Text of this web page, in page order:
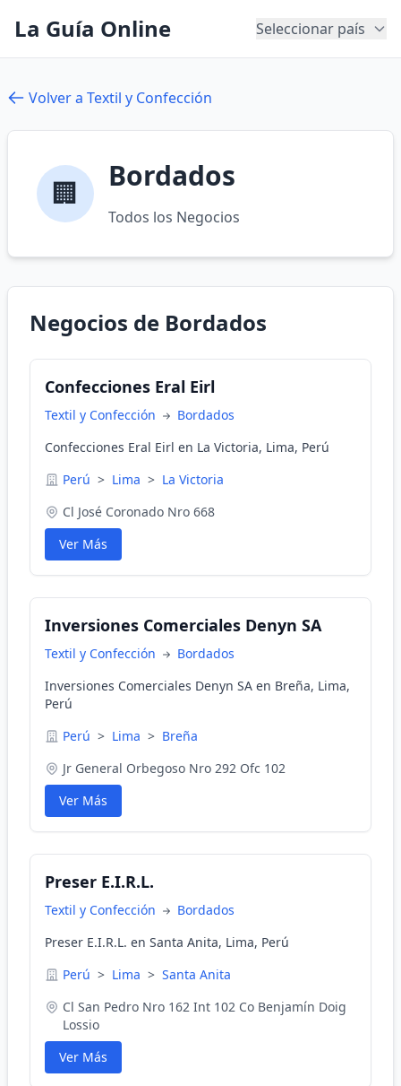
La Guía Online Seleccionar país
Volver a Textil y Confección
🏢 Bordados
Todos los Negocios
Negocios de Bordados
Confecciones Eral Eirl
Textil y Confección
Bordados
Confecciones Eral Eirl en La Victoria, Lima, Perú
Perú > Lima > La Victoria
Cl José Coronado Nro 668
Ver Más
Inversiones Comerciales Denyn SA
Textil y Confección
Bordados
Inversiones Comerciales Denyn SA en Breña, Lima,
Perú
Perú > Lima > Breña
Jr General Orbegoso Nro 292 Ofc 102
Ver Más
Preser E.I.R.L.
Textil y Confección
Bordados
Preser E.I.R.L. en Santa Anita, Lima, Perú
Perú > Lima > Santa Anita
Cl San Pedro Nro 162 Int 102 Co Benjamín Doig
Lossio
Ver Más